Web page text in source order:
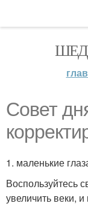
Совет
1. маленькие
Воспользуйтесь
увеличить веки,